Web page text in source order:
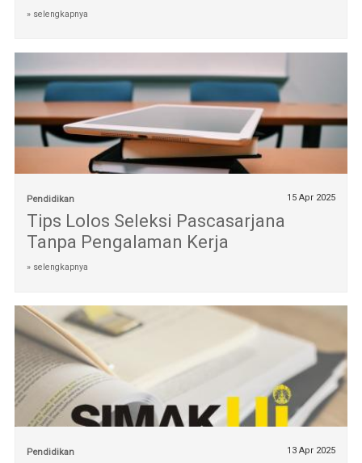
» selengkapnya
Pendidikan 15 Apr 2025
Tips Lolos Seleksi Pascasarjana
Tanpa Pengalaman Kerja
» selengkapnya
Pendidikan 13 Apr 2025